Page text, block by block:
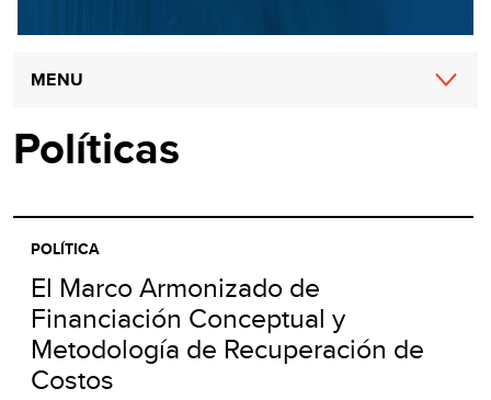
Main
navigation
MENU
Políticas
POLÍTICA
El Marco Armonizado de
Financiación Conceptual y
Metodología de Recuperación de
Costos